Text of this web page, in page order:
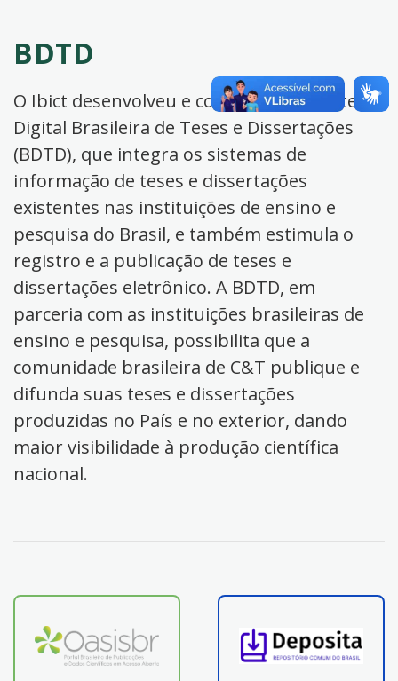
BDTD
O Ibict desenvolveu e coordena a Biblioteca
Digital Brasileira de Teses e Dissertações
(BDTD), que integra os sistemas de
informação de teses e dissertações
existentes nas instituições de ensino e
pesquisa do Brasil, e também estimula o
registro e a publicação de teses e
dissertações eletrônico. A BDTD, em
parceria com as instituições brasileiras de
ensino e pesquisa, possibilita que a
comunidade brasileira de C&T publique e
difunda suas teses e dissertações
produzidas no País e no exterior, dando
maior visibilidade à produção científica
nacional.